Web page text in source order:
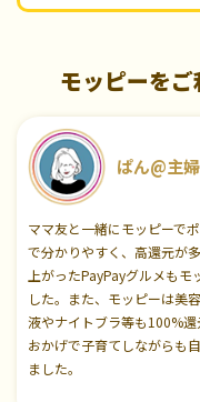
モッピーを
ぱん@主
ママ友と一緒にモッピーで
で分かりやすく、高還元が
上がったPayPayグルメも
した。また、モッピーは美
液やナイトブラ等も100%
おかげで子育てしながらも
ました。